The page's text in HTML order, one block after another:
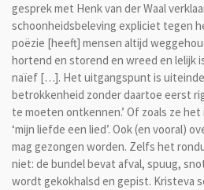
gesprek met Henk van der Waal
schoonheidsbeleving expliciet tegen
poëzie [heeft] mensen altijd
hortend en storend en wreed en lelijk
naïef […]. Het uitgangspunt is
betrokkenheid zonder daartoe eerst
te moeten ontkennen.’ Of zoals ze het
‘mijn liefde een lied’. Ook (en vooral)
mag gezongen worden. Zelfs het
niet: de bundel bevat afval, spuug,
wordt gekokhalsd en gepist. Kristeva